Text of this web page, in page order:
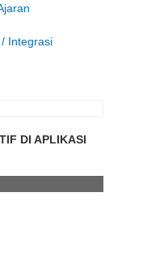
Integrasi
DI APLIKASI